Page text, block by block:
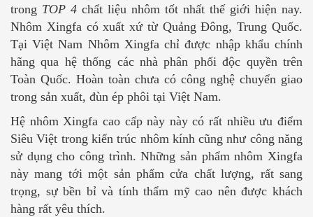
trong TOP 4 chất liệu nhôm tốt nhất thế giới hiện nay.
Nhôm Xingfa có xuất xứ từ Quảng Đông, Trung Quốc.
Tại Việt Nam Nhôm Xingfa chỉ được nhập khẩu chính
hãng qua hệ thống các nhà phân phối độc quyền trên
Toàn Quốc. Hoàn toàn chưa có công nghệ chuyển giao
trong sản xuất, đùn ép phôi tại Việt Nam.
Hệ nhôm Xingfa cao cấp này này có rất nhiều ưu điểm
Siêu Việt trong kiến trúc nhôm kính cũng như công năng
sử dụng cho công trình. Những sản phẩm nhôm Xingfa
này mang tới một sản phẩm cửa chất lượng, rất sang
trọng, sự bền bỉ và tính thẩm mỹ cao nên được khách
hàng rất yêu thích.